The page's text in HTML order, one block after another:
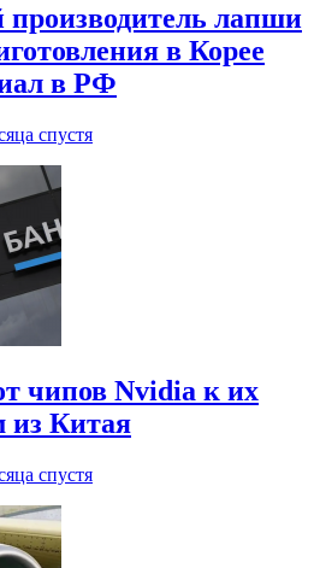
лапши
в Корее
в РФ
спустя
чипов Nvidia к их
из Китая
спустя